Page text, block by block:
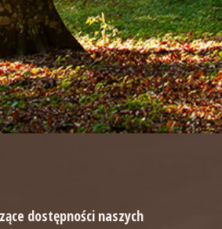
dostępności naszych